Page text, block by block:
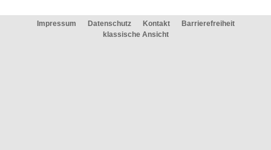
Impressum Datenschutz Kontakt
Barrierefreiheit
klassische Ansicht